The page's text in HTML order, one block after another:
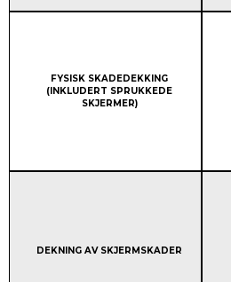
Column 1:
FYSISK SKADEDEKKING
(INKLUDERT SPRUKKEDE
SKJERMER)
Column 1:
DEKNING AV SKJERMSKADER